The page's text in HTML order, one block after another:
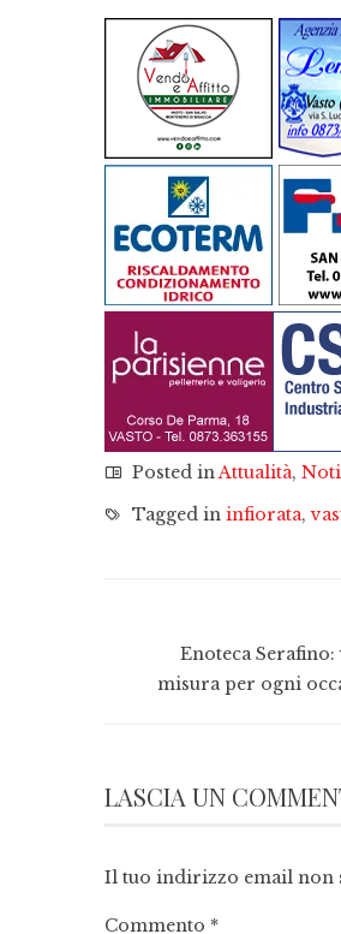
Posted inAttualità,
Tagged in infiorata,
Enoteca
misura per ogni
LASCIA UN
Il tuo indirizzo email non
Commento *